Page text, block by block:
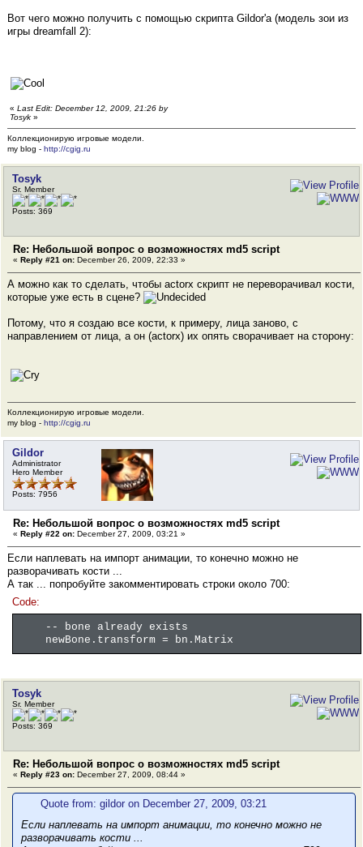
Вот чего можно получить с помощью скрипта Gildor'а (модель зои из
игры dreamfall 2):
« Last Edit: December 12, 2009, 21:26 by
Tosyk »
Коллекционирую игровые модели.
my blog - http://cgig.ru
Tosyk
Sr. Member
Posts: 369
Re: Небольшой вопрос о возможностях md5 script
« Reply #21 on: December 26, 2009, 22:33 »
А можно как то сделать, чтобы actorx скрипт не переворачивал кости,
которые уже есть в сцене?
Потому, что я создаю все кости, к примеру, лица заново, с
направлением от лица, а он (actorx) их опять сворачивает на сторону:
Коллекционирую игровые модели.
my blog - http://cgig.ru
Gildor
Administrator
Hero Member
Posts: 7956
Re: Небольшой вопрос о возможностях md5 script
« Reply #22 on: December 27, 2009, 03:21 »
Если наплевать на импорт анимации, то конечно можно не
разворачивать кости ...
А так ... попробуйте закомментировать строки около 700:
Code:
-- bone already exists
newBone.transform = bn.Matrix
Tosyk
Sr. Member
Posts: 369
Re: Небольшой вопрос о возможностях md5 script
« Reply #23 on: December 27, 2009, 08:44 »
Quote from: gildor on December 27, 2009, 03:21
Если наплевать на импорт анимации, то конечно можно не
разворачивать кости ...